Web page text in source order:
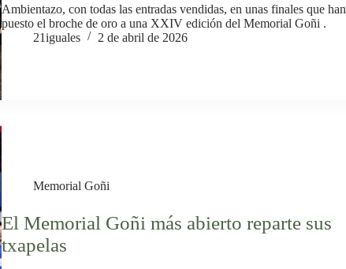
Ambientazo, con todas las entradas vendidas, en unas finales que han
puesto el broche de oro a una XXIV edición del Memorial Goñi .
21iguales
2 de abril de 2026
Memorial Goñi
El Memorial Goñi más abierto reparte sus
txapelas